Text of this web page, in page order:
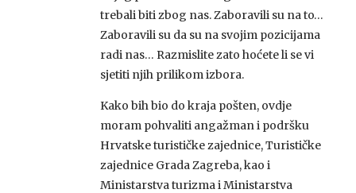
trebali biti zbog nas. Zaboravili su na to…
Zaboravili su da su na svojim pozicijama
radi nas… Razmislite zato hoćete li se vi
sjetiti njih prilikom izbora.
Kako bih bio do kraja pošten, ovdje
moram pohvaliti angažman i podršku
Hrvatske turističke zajednice, Turističke
zajednice Grada Zagreba, kao i
Ministarstva turizma i Ministarstva